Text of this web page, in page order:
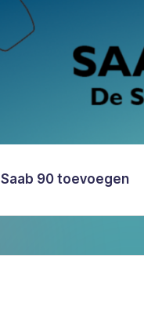
Saab 90 toevoegen